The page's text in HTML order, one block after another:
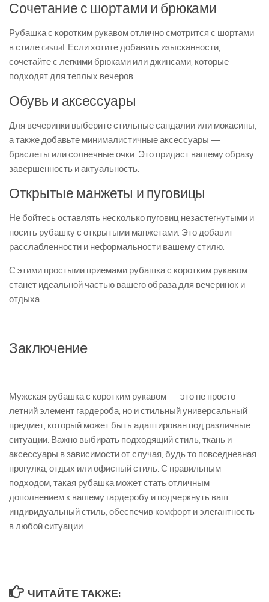
Сочетание с шортами и брюками
Рубашка с коротким рукавом отлично смотрится с шортами
в стиле casual. Если хотите добавить изысканности,
сочетайте с легкими брюками или джинсами, которые
подходят для теплых вечеров.
Обувь и аксессуары
Для вечеринки выберите стильные сандалии или мокасины,
а также добавьте минималистичные аксессуары —
браслеты или солнечные очки. Это придаст вашему образу
завершенность и актуальность.
Открытые манжеты и пуговицы
Не бойтесь оставлять несколько пуговиц незастегнутыми и
носить рубашку с открытыми манжетами. Это добавит
расслабленности и неформальности вашему стилю.
С этими простыми приемами рубашка с коротким рукавом
станет идеальной частью вашего образа для вечеринок и
отдыха.
Заключение
Мужская рубашка с коротким рукавом — это не просто
летний элемент гардероба, но и стильный универсальный
предмет, который может быть адаптирован под различные
ситуации. Важно выбирать подходящий стиль, ткань и
аксессуары в зависимости от случая, будь то повседневная
прогулка, отдых или офисный стиль. С правильным
подходом, такая рубашка может стать отличным
дополнением к вашему гардеробу и подчеркнуть ваш
индивидуальный стиль, обеспечив комфорт и элегантность
в любой ситуации.
ЧИТАЙТЕ ТАКЖЕ: